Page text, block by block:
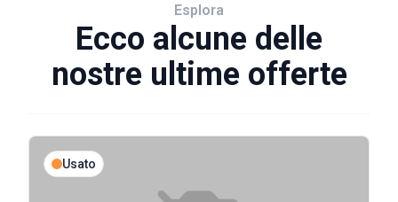
Esplora
Ecco alcune delle
nostre ultime offerte
Usato